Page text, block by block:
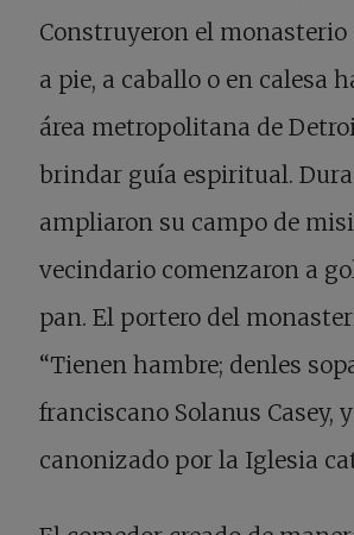
Construyeron el
a pie, a caballo o en calesa
área metropolitana de
brindar guía espiritual.
ampliaron su campo de
vecindario comenzaron a
pan. El portero del
“Tienen hambre; denles
franciscano Solanus Casey,
canonizado por la Iglesia